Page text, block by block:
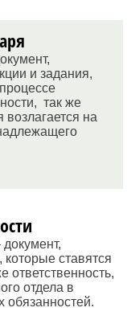
и задания,
так же
возлагается на
ставятся
ответственность,
отдела в